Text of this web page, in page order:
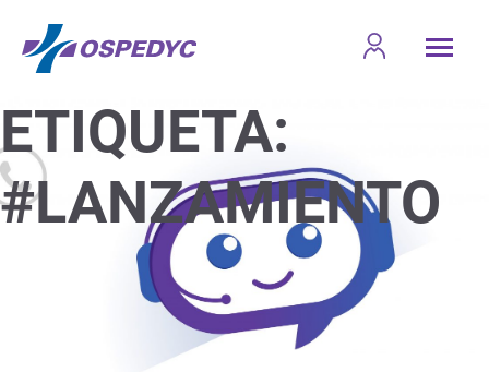
ETIQUETA:
#LANZAMIENTO